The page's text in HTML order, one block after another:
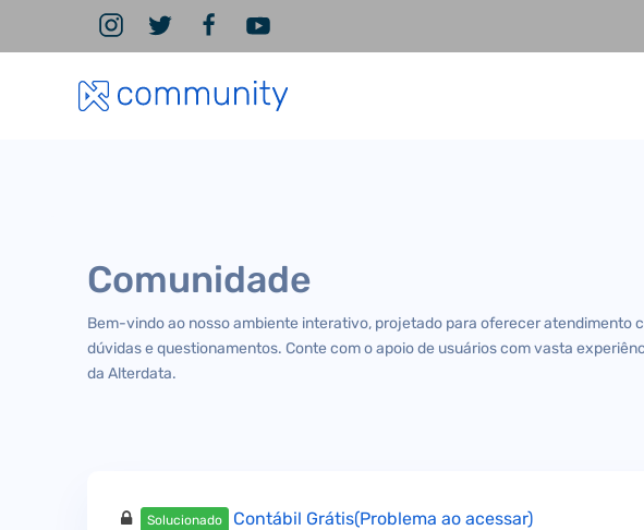
Comunidade
Bem-vindo ao nosso ambiente interativo, projetado para oferecer atendimento
dúvidas e questionamentos. Conte com o apoio de usuários com vasta
da Alterdata.
Solucionado Contábil Grátis(Problema ao acessar)